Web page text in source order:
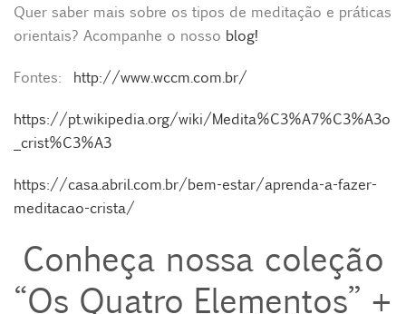
Quer saber mais sobre os tipos de meditação e práticas
orientais? Acompanhe o nosso blog!
Fontes: http://www.wccm.com.br/
https://pt.wikipedia.org/wiki/Medita%C3%A7%C3%A3o
_crist%C3%A3
https://casa.abril.com.br/bem-estar/aprenda-a-fazer-
meditacao-crista/
Conheça nossa coleção
“Os Quatro Elementos” +